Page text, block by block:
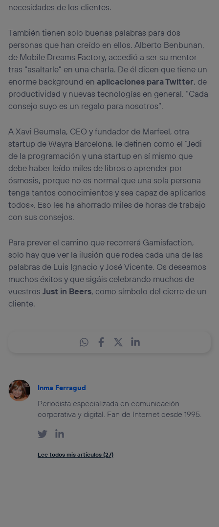
necesidades de los clientes.
También tienen solo buenas palabras para dos
personas que han creído en ellos. Alberto Benbunan,
de Mobile Dreams Factory, accedió a ser su mentor
tras “asaltarle” en una charla. De él dicen que tiene un
enorme background en aplicaciones para Twitter, de
productividad y nuevas tecnologías en general. “Cada
consejo suyo es un regalo para nosotros”.
A Xavi Beumala, CEO y fundador de Marfeel, otra
startup de Wayra Barcelona, le definen como el “Jedi
de la programación y una startup en sí mismo que
debe haber leído miles de libros o aprender por
ósmosis, porque no es normal que una sola persona
tenga tantos conocimientos y sea capaz de aplicarlos
todos». Eso les ha ahorrado miles de horas de trabajo
con sus consejos.
Para prever el camino que recorrerá Gamisfaction,
solo hay que ver la ilusión que rodea cada una de las
palabras de Luis Ignacio y José Vicente. Os deseamos
muchos éxitos y que sigáis celebrando muchos de
vuestrosJust in Beers, como símbolo del cierre de un
cliente.
Inma Ferragud
Periodista especializada en comunicación
corporativa y digital. Fan de Internet desde 1995.
Lee todos mis artículos (27)